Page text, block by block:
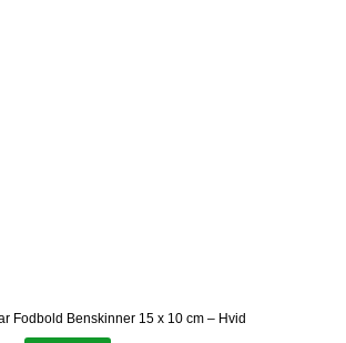
Fodbold Benskinner 15 x 10 cm – Hvid